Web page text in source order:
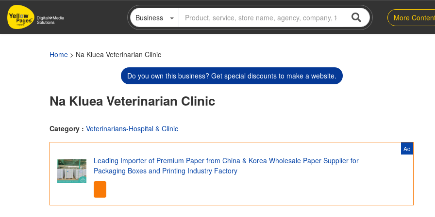
Skip
main
Business More
Home > Na Kluea Veterinarian Clinic
Do you own this business? Get special discounts to make a website.
Na Kluea Veterinarian Clinic
Category : Veterinarians-Hospital & Clinic
Ad
Leading Importer of Premium Paper from China & Korea Wholesale Paper Supplier for
Packaging Boxes and Printing Industry Factory